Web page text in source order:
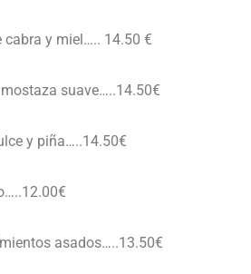
cabra y miel….. 14.50 €
suave…..14.50€
y piña…..14.50€
asados…..13.50€